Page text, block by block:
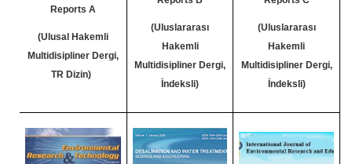
Reports A
(Ulusal Hakemli
Multidisipliner Dergi,
TR Dizin)
(Uluslararası
Hakemli
Multidisipliner Dergi,
İndeksli)
(Uluslararası
Hakemli
Multidisipliner Dergi,
İndeksli)